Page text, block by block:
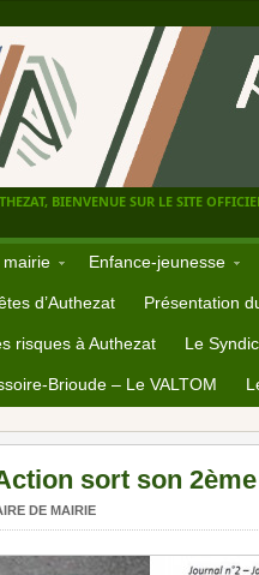
BIENVENUE SUR LE SITE
mairie Enfance-jeunesse
d’Authezat Présentation
risques à Authezat Le
Brioude – Le VALTOM
sort son
DE MAIRIE